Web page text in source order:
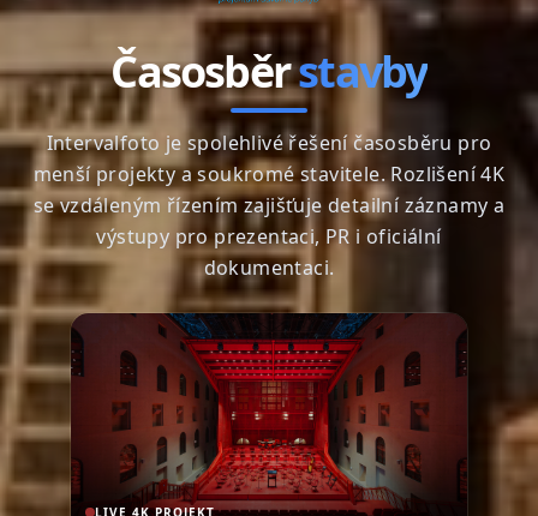
Časosběrstavby
Intervalfoto je spolehlivé řešení časosběru pro
menší projekty a soukromé stavitele. Rozlišení 4K
se vzdáleným řízením zajišťuje detailní záznamy a
výstupy pro prezentaci, PR i oficiální
dokumentaci.
LIVE 4K PROJEKT